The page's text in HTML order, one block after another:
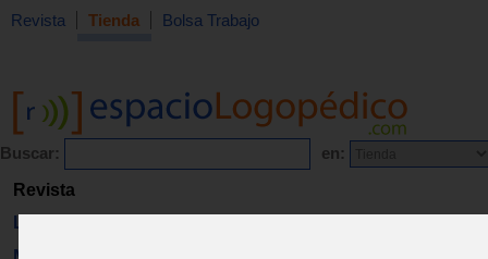
Revista Tienda Bolsa Trabajo
Buscar: en:
Revista
Libros